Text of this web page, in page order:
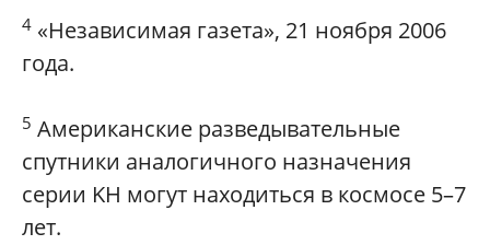
4 «Независимая газета», 21 ноября 2006
года.
5 Американские разведывательные
спутники аналогичного назначения
серии KH могут находиться в космосе 5–7
лет.